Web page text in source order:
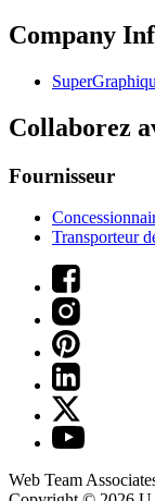
Company
Collaborez
Fournisseur
Transporteur
Web Team